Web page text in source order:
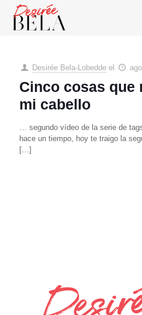
Desirée Bela-Lobedde el
Cinco cosas que
mi cabello
… segundo vídeo de la serie de
hace un tiempo, hoy te traigo la
[…]